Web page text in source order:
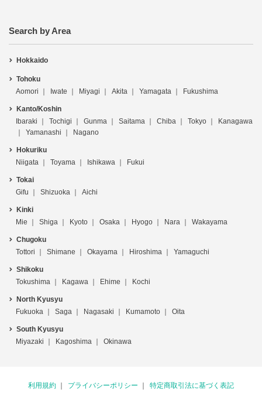
Search by Area
Hokkaido
Tohoku
Aomori
Iwate Miyagi Akita Yamagata Fukushima
Kanto/Koshin
Ibaraki
Tochigi Gunma Saitama Chiba Tokyo
Kanagawa
Yamanashi
Nagano
Hokuriku
Niigata
Toyama Ishikawa Fukui
Tokai
Gifu
Shizuoka Aichi
Kinki
Mie
Shiga Kyoto Osaka Hyogo Nara Wakayama
Chugoku
Tottori
Shimane Okayama Hiroshima Yamaguchi
Shikoku
Tokushima
Kagawa Ehime Kochi
North Kyusyu
Fukuoka
Saga Nagasaki Kumamoto Oita
South Kyusyu
Miyazaki
Kagoshima Okinawa
利用規約 プライバシーポリシー
特定商取引法に基づく表記